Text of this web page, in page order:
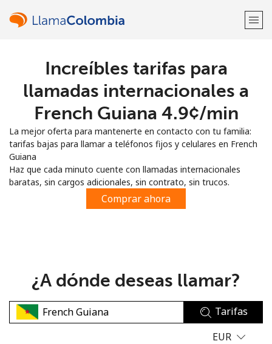
¡Bienvenido!
Regístrate con
o
Increíbles tarifas para
llamadas internacionales a
French Guiana ⁦4.9¢⁩/min
La mejor oferta para mantenerte en contacto con tu familia:
tarifas bajas para llamar a teléfonos fijos y celulares en French
Guiana
Haz que cada minuto cuente con llamadas internacionales
baratas, sin cargos adicionales, sin contrato, sin trucos.
Comprar ahora
¿A dónde deseas llamar?
Tarifas
EUR